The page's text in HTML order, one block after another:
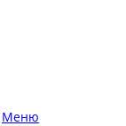
Меню